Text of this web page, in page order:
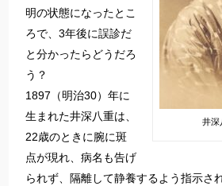
井深
明の状態になったとこ
ろで、3年後に誤診だ
と分かったらどうだろ
う？
1897（明治30）年に
生まれた井深八重は、
22歳のときに腕に斑
点が現れ、病名も告げ
られず、隔離して静養するよう指示さ